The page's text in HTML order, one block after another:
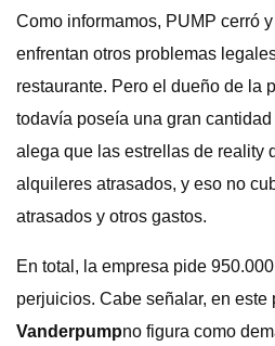
Como informamos, PUMP cerró
enfrentan otros problemas
restaurante. Pero el dueño de la
todavía poseía una gran
alega que las estrellas de reality
alquileres atrasados, y eso no
atrasados ​​y otros gastos.
En total, la empresa pide
perjuicios. Cabe señalar, en este
Vanderpumpno figura como